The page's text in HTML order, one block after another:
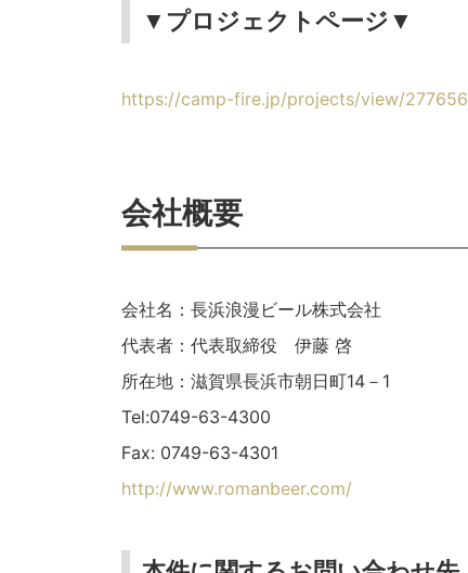
▼プロジェクトページ▼
https://camp-fire.jp/projects/view/277656
会社概要
会社名：長浜浪漫ビール株式会社
代表者：代表取締役 伊藤 啓
所在地：滋賀県長浜市朝日町14－1
Tel:0749-63-4300
Fax: 0749-63-4301
http://www.romanbeer.com/